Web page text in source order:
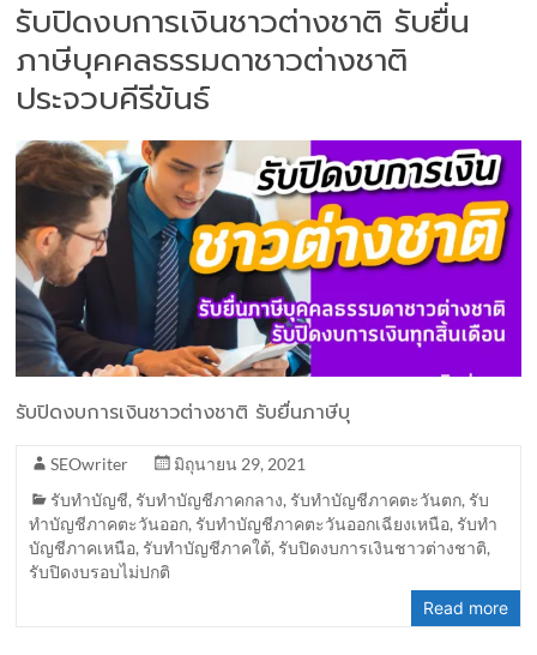
รับปิดงบการเงินชาวต่างชาติ รับยื่น
ภาษีบุคคลธรรมดาชาวต่างชาติ
ประจวบคีรีขันธ์
รับปิดงบการเงินชาวต่างชาติ รับยื่นภาษีบุ
SEOwriter
มิถุนายน 29, 2021
รับทำบัญชี, รับทำบัญชีภาคกลาง, รับทำบัญชีภาคตะวันตก, รับ
ทำบัญชีภาคตะวันออก, รับทำบัญชีภาคตะวันออกเฉียงเหนือ, รับทำ
บัญชีภาคเหนือ, รับทำบัญชีภาคใต้, รับปิดงบการเงินชาวต่างชาติ,
รับปิดงบรอบไม่ปกติ
Read more